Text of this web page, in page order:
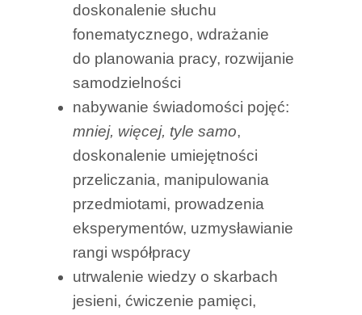
doskonalenie słuchu
fonematycznego, wdrażanie
do planowania pracy, rozwijanie
samodzielności
nabywanie świadomości pojęć:
mniej, więcej, tyle samo,
doskonalenie umiejętności
przeliczania, manipulowania
przedmiotami, prowadzenia
eksperymentów, uzmysławianie
rangi współpracy
utrwalenie wiedzy o skarbach
jesieni, ćwiczenie pamięci,